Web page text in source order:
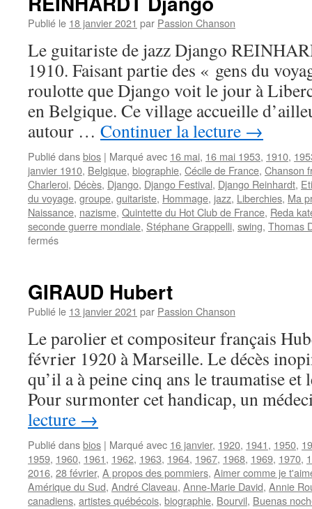
Publié le 18 janvier 2021 par Passion Chanson
Le guitariste de jazz Django
1910. Faisant partie des « gens du
roulotte que Django voit le jour à
en Belgique. Ce village accueille
autour … Continuer la lecture →
Publié dansbios | Marqué avec 16 mai, 16 mai 1953, 1910,
janvier 1910, Belgique, biographie, Cécile de France, Chanson
Charleroi, Décès, Django, Django Festival, Django Reinhardt,
du voyage, groupe, guitariste, Hommage, jazz, Liberchies, Ma
Naissance, nazisme, Quintette du Hot Club de France, Reda
seconde guerre mondiale, Stéphane Grappelli, swing, Thomas
ferméssur
GIRAUD Hubert
Publié le 13 janvier 2021 par Passion Chanson
Le parolier et compositeur français
février 1920 à Marseille. Le décès
qu’il a à peine cinq ans le traumatise et
Pour surmonter cet handicap, un
lecture →
Publié dansbios | Marqué avec 16 janvier, 1920, 1941, 1950,
1959, 1960, 1961, 1962, 1963, 1964, 1967, 1968, 1969, 1970,
2016, 28 février, A propos des pommiers, Aimer comme je
Amérique du Sud, André Claveau, Anne-Marie David, Annie
canadiens, artistes québécois, biographie, Bourvil, Buenas